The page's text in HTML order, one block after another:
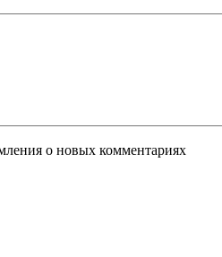
о новых комментариях